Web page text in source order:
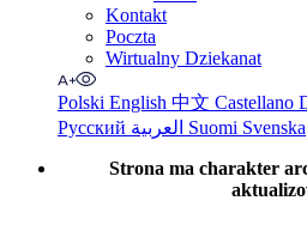
Kontakt
Poczta
Wirtualny Dziekanat
Polski English 中文 Castellano
Русский
Suomi Svenska
Strona ma charakter